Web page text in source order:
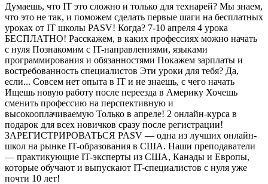
Думаешь, что IT это сложно и только для технарей? Мы знаем,
что это не так, и поможем сделать первые шаги на бесплатных
уроках от IT школы PASV! Когда? 7-10 апреля 4 урока
БЕСПЛАТНО! Расскажем, в каких профессиях можно начать
с нуля Познакомим с IT-направлениями, языками
программирования и обязанностями Покажем зарплаты и
востребованность специалистов Эти уроки для тебя? Да,
если... Совсем нет опыта в IT и не знаешь, с чего начать
Ищешь новую работу после переезда в Америку Хочешь
сменить профессию на перспективную и
высокооплачиваемую Только в апреле! 2 онлайн-курса в
подарок для всех новичков сразу после регистрации!
ЗАРЕГИСТРИРОВАТЬСЯ PASV — одна из лучших онлайн-
школ на рынке IT-образования в США. Наши преподаватели
— практикующие IT-эксперты из США, Канады и Европы,
которые обучают и выпускают IT-специалистов с нуля уже
почти 10 лет!